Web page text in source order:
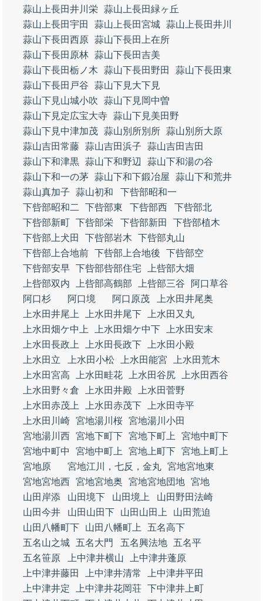
蒜山上長田井川栄 蒜山上長田緑ヶ丘
蒜山上長田宇田
蒜山上長田宮城 蒜山上長田井川
蒜山下長田西原 蒜山下長田上在所
蒜山下長田原林 蒜山下長田吉美
蒜山下長田栃ノ木
蒜山下長田野田
蒜山下長田東
蒜山下長田戸谷
蒜山下見大下見
蒜山下見山城小吹
蒜山下見岡中曽
蒜山下見定広宝大寺 蒜山下見美田野
蒜山下見中津加茂 蒜山別所別所 蒜山別所大原
蒜山吉田常藤 蒜山吉田浜子
蒜山吉田吉田
蒜山下和津黒 蒜山下和野辺
蒜山下和湯の谷
蒜山下和一の茅 蒜山下和下鍛冶屋
蒜山下和荒井
蒜山真加子
蒜山初和
下呰部昭和一
下呰部昭和二
下呰部東 下呰部西
下呰部北
下呰部新町 下呰部栄 下呰部新田
下呰部植木
下呰部上犬田
下呰部岩木
下呰部丸山
下呰部上合地前 下呰部上合地後
下呰部空
下呰部安早 下呰部呰部住宅
上呰部大畑
上呰部双内
上呰部高鶴部 上呰部三谷
阿口草谷
阿口杉
阿口境 阿口原茂
上水田井尾奥
上水田井尾上
上水田井尾下
上水田又丸
上水田畑ケ中上
上水田畑ケ中下
上水田安末
上水田長政上
上水田長政下
上水田小殿
上水田立
上水田小松 上水田能宮
上水田荒木
上水田宮高
上水田畦花 上水田谷尻
上水田西谷
上水田野々倉
上水田井殿
上水田菅野
上水田赤茂上
上水田赤茂下
上水田寺平
上水田川崎 宮地湯川桜 宮地湯川小田
宮地湯川西 宮地下町下 宮地下町上
宮地中町下
宮地中町中
宮地中町上 宮地上町下 宮地上町上
宮地原
宮地江川，七反，金丸 宮地宮地東
宮地宮地西 宮地宮地奥 宮地宮地団地 宮地
山田岸添
山田境下 山田境上
山田野田法崎
山田今井
山田山田下 山田山田上
山田荒迫
山田八幡町下
山田八幡町上
五名高下
五名山之城
五名大門 五名興法地
五名平
五名笹原
上中津井横山
上中津井蓬原
上中津井藤田
上中津井清常
上中津井平田
上中津井定
上中津井花岡荘 下中津井上町